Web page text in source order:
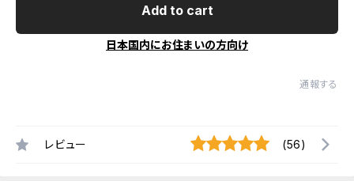
Add to cart
日本国内にお住まいの方向け
通報する
レビュー (56)